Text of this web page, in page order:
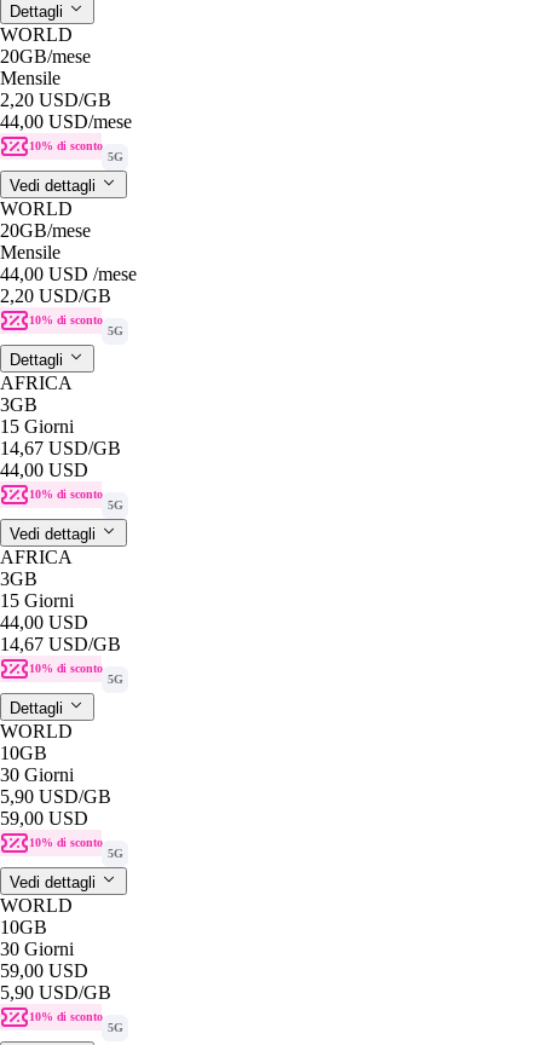
Dettagli
WORLD
20GB/mese
Mensile
2,20 USD/GB
44,00 USD/mese
10% di sconto
5G
Vedi dettagli
WORLD
20GB/mese
Mensile
44,00 USD /mese
2,20 USD/GB
10% di sconto
5G
Dettagli
AFRICA
3GB
15 Giorni
14,67 USD/GB
44,00 USD
10% di sconto
5G
Vedi dettagli
AFRICA
3GB
15 Giorni
44,00 USD
14,67 USD/GB
10% di sconto
5G
Dettagli
WORLD
10GB
30 Giorni
5,90 USD/GB
59,00 USD
10% di sconto
5G
Vedi dettagli
WORLD
10GB
30 Giorni
59,00 USD
5,90 USD/GB
10% di sconto
5G